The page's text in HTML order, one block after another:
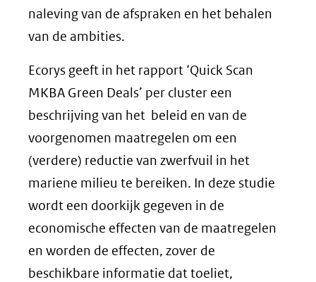
naleving van de afspraken en het behalen
van de ambities.
Ecorys geeft in het rapport ‘Quick Scan
MKBA Green Deals’ per cluster een
beschrijving van het beleid en van de
voorgenomen maatregelen om een
(verdere) reductie van zwerfvuil in het
mariene milieu te bereiken. In deze studie
wordt een doorkijk gegeven in de
economische effecten van de maatregelen
en worden de effecten, zover de
beschikbare informatie dat toeliet,